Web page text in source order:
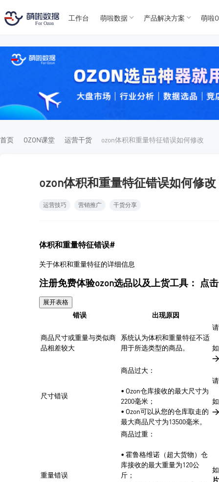
For
For
工作台 萌啦数据 产品解决方案 萌啦
首页 OZON课堂 运营干货 ozon体积和重量特征错误如何修改
ozon体积和重量特征错误如何修改
运营技巧 营销推广 干货分享